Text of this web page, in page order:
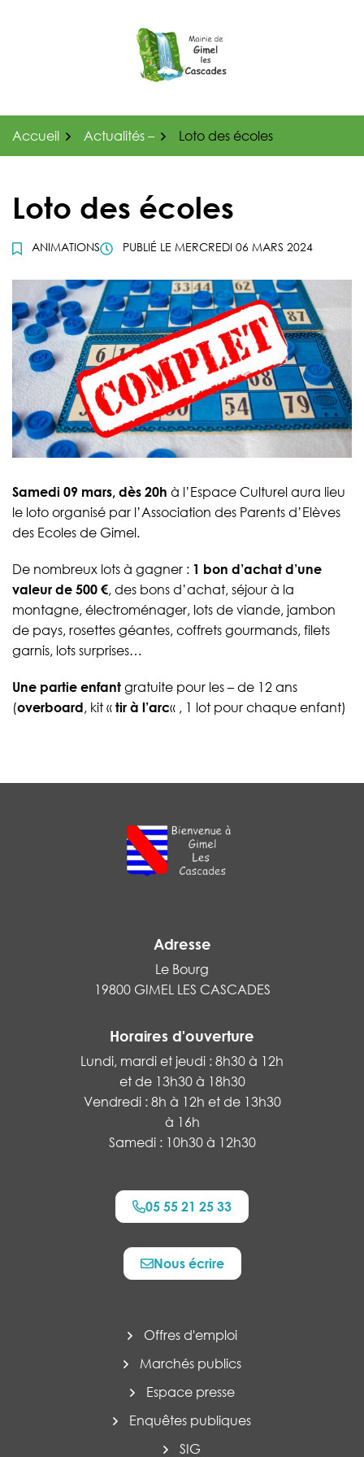
Accueil Actualités – Loto des écoles
Loto des écoles
ANIMATIONS PUBLIÉ LE MERCREDI 06 MARS 2024
Samedi 09 mars, dès 20h à l’Espace Culturel aura lieu
le loto organisé par l’Association des Parents d’Elèves
des Ecoles de Gimel.
De nombreux lots à gagner : 1 bon d’achat d’une
valeur de 500 €, des bons d’achat, séjour à la
montagne, électroménager, lots de viande, jambon
de pays, rosettes géantes, coffrets gourmands, filets
garnis, lots surprises…
Une partie enfant gratuite pour les – de 12 ans
(overboard, kit « tir à l’arc« , 1 lot pour chaque enfant)
Adresse
Le Bourg
19800 GIMEL LES CASCADES
Horaires d'ouverture
Lundi, mardi et jeudi : 8h30 à 12h
et de 13h30 à 18h30
Vendredi : 8h à 12h et de 13h30
à 16h
Samedi : 10h30 à 12h30
05 55 21 25 33
Nous écrire
Offres d'emploi
Marchés publics
Espace presse
Enquêtes publiques
SIG